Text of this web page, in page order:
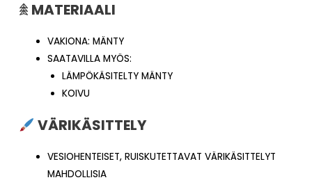
𖠰 MATERIAALI
VAKIONA: MÄNTY
SAATAVILLA MYÖS:
LÄMPÖKÄSITELTY MÄNTY
KOIVU
VÄRIKÄSITTELY
VESIOHENTEISET, RUISKUTETTAVAT VÄRIKÄSITTELYT
MAHDOLLISIA